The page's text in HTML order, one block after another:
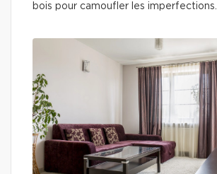
bois pour camoufler les imperfections.